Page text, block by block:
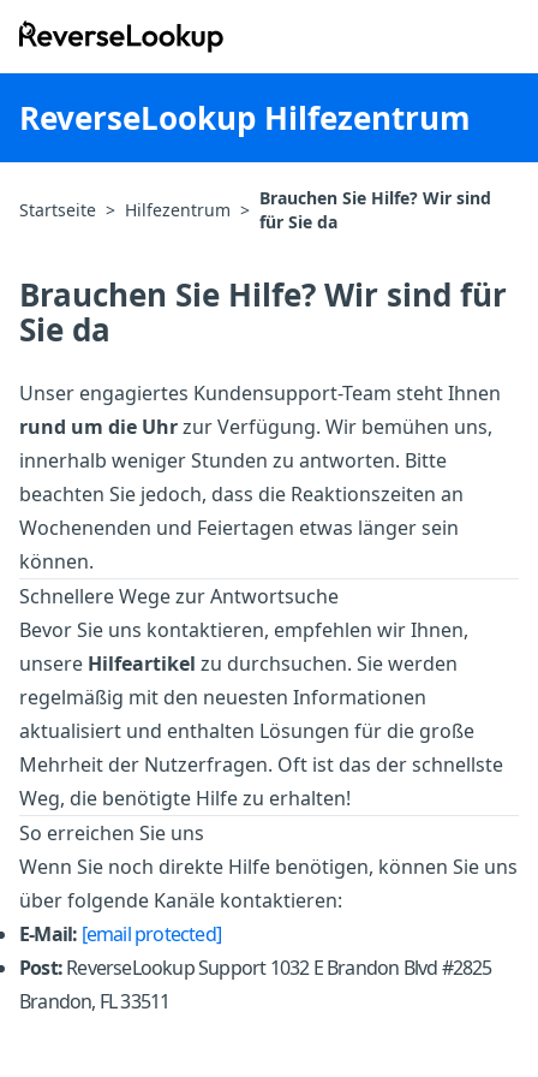
ReverseLookup
ReverseLookup Hilfezentrum
Startseite > Hilfezentrum >
Brauchen Sie Hilfe? Wir sind
für Sie da
Brauchen Sie Hilfe? Wir sind für
Sie da
Unser engagiertes Kundensupport-Team steht Ihnen
rund um die Uhrzur Verfügung. Wir bemühen uns,
innerhalb weniger Stunden zu antworten. Bitte
beachten Sie jedoch, dass die Reaktionszeiten an
Wochenenden und Feiertagen etwas länger sein
können.
Schnellere Wege zur Antwortsuche
Bevor Sie uns kontaktieren, empfehlen wir Ihnen,
unsere Hilfeartikel zu durchsuchen. Sie werden
regelmäßig mit den neuesten Informationen
aktualisiert und enthalten Lösungen für die große
Mehrheit der Nutzerfragen. Oft ist das der schnellste
Weg, die benötigte Hilfe zu erhalten!
So erreichen Sie uns
Wenn Sie noch direkte Hilfe benötigen, können Sie uns
über folgende Kanäle kontaktieren:
E-Mail: [email protected]
Post:ReverseLookup Support 1032 E Brandon Blvd #2825
Brandon, FL 33511